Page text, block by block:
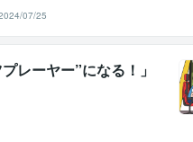
07/25
レーヤー”になる！」